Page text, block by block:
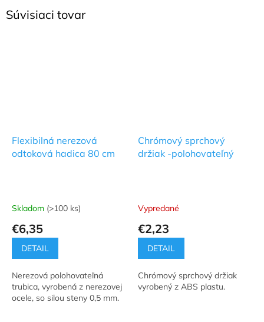
Súvisiaci tovar
Flexibilná nerezová
odtoková hadica 80 cm
Skladom (>100 ks)
€6,35
DETAIL
Nerezová polohovateľná
trubica, vyrobená z nerezovej
ocele, so silou steny 0,5 mm.
Chrómový sprchový
držiak -polohovateľný
Vypredané
€2,23
DETAIL
Chrómový sprchový držiak
vyrobený z ABS plastu.